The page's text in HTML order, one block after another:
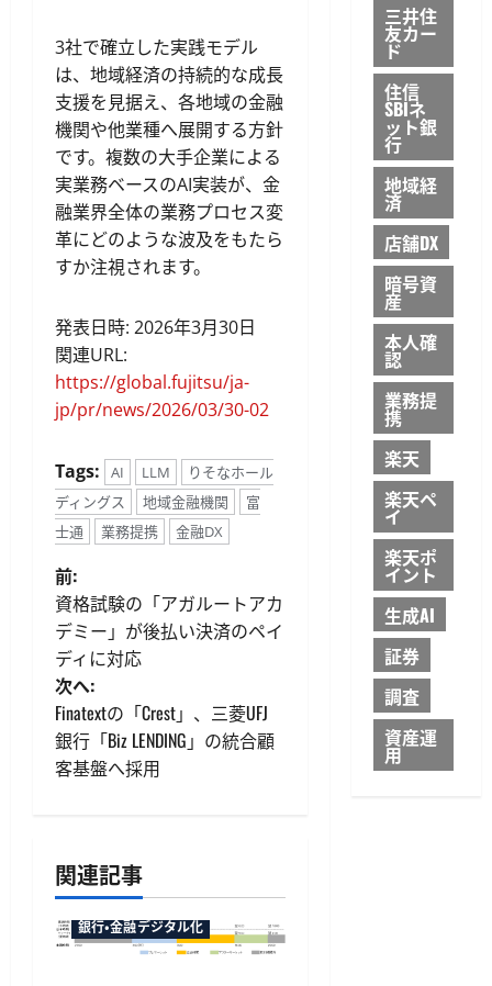
3社で確立した実践モデル
は、地域経済の持続的な成長
支援を見据え、各地域の金融
機関や他業種へ展開する方針
です。複数の大手企業による
実業務ベースのAI実装が、金
融業界全体の業務プロセス変
革にどのような波及をもたら
すか注視されます。
発表日時: 2026年3月30日
関連URL:
https://global.fujitsu/ja-
jp/pr/news/2026/03/30-02
Tags: AI LLM
りそなホール
ディングス
地域金融機関
富
士通
業務提携 金融DX
投
稿
ナ
ビ
ゲ
シ
ョ
ン
前:
資格試験の「アガルートアカ
デミー」が後払い決済のペイ
ディに対応
次へ:
Finatextの「Crest」、三菱UFJ
銀行「Biz LENDING」の統合顧
客基盤へ採用
関連記事
銀行・金融デジタル化
三井住
友カー
ド
住信
SBIネ
ット銀
行
地域経
済
店舗DX
暗号資
産
本人確
認
業務提
携
楽天
楽天ペ
イ
楽天ポ
イント
生成AI
証券
調査
資産運
用